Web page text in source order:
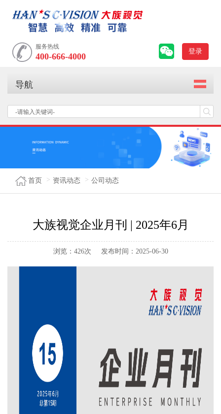
服务热线
400-666-4000
登录
导航
首页 资讯动态 公司动态
大族视觉企业月刊 | 2025年6月
浏览：426次 发布时间：2025-06-30